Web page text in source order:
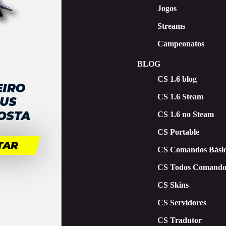
Jogos
Streams
Campeonatos
BLOG
CS 1.6 blog
CS 1.6 Steam
CS 1.6 no Steam
CS Portable
CS Comandos
CS Todos
CS Skins
CS Servidores
CS Tradutor